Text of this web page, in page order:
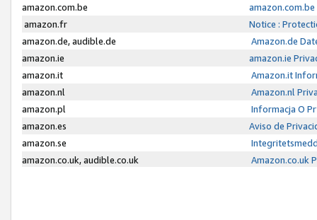
amazon.com.be
amazon.fr
Notice :
amazon.de, audible.de
Amazon.de
amazon.ie
amazon.ie
amazon.it
Amazon.it
amazon.nl
Amazon.nl
amazon.pl
Informacja O
amazon.es
Aviso de
amazon.se
amazon.co.uk, audible.co.uk
Amazon.co.uk